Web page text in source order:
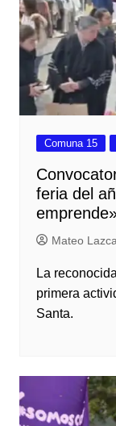
Comuna 15
feria del
Mateo
La
primera
Santa.